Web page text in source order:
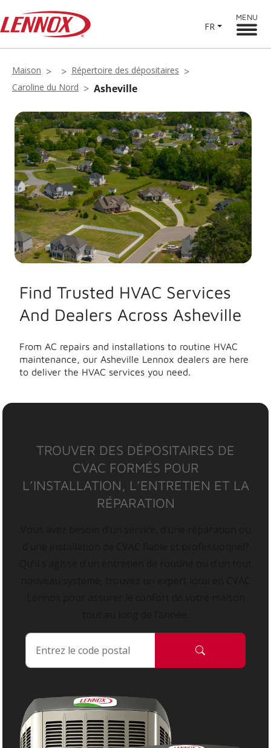
FR
MENU
Maison
Répertoire des dépositaires
Caroline du Nord
Asheville
Find Trusted HVAC Services
And Dealers Across Asheville
From AC repairs and installations to routine HVAC
maintenance, our Asheville Lennox dealers are here
to deliver the HVAC services you need.
TROUVER DES DÉPOSITAIRES DE
CVAC FORMÉS POUR
L’INSTALLATION, L’ENTRETIEN ET LA
RÉPARATION